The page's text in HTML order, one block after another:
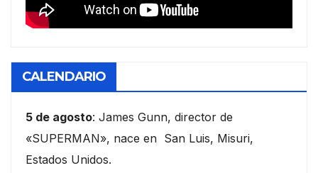
CALENDARIO
5 de agosto: James Gunn, director de
«SUPERMAN», nace en San Luis, Misuri,
Estados Unidos.